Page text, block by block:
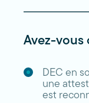
Avez-vous
DEC en
une
est